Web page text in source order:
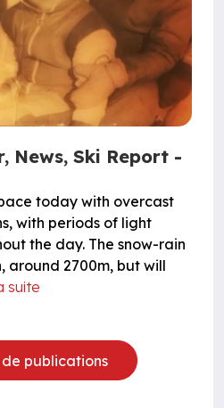
News, Ski Report -
today with overcast
with periods of light
the day. The snow-rain
around 2700m, but will
suite
de publications